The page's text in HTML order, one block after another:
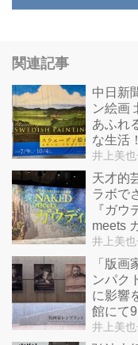
関連記事
中⽇新聞社
ン絵画
あふれ
な生活
術の黄
井上美
天才的
ラボで
『ガ
meets
ウディ
初公開
井上美
「版
ンパク
に影響
館にて
井上美